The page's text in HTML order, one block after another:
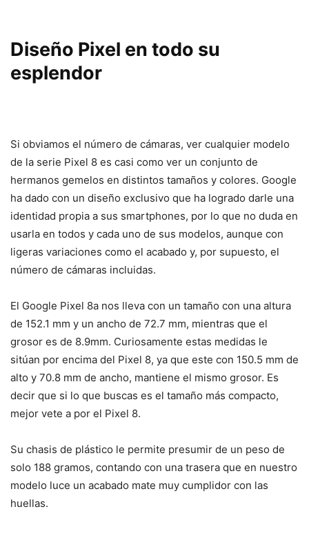
Diseño Pixel en todo su
esplendor
Si obviamos el número de cámaras, ver cualquier modelo
de la serie Pixel 8 es casi como ver un conjunto de
hermanos gemelos en distintos tamaños y colores. Google
ha dado con un diseño exclusivo que ha logrado darle una
identidad propia a sus smartphones, por lo que no duda en
usarla en todos y cada uno de sus modelos, aunque con
ligeras variaciones como el acabado y, por supuesto, el
número de cámaras incluidas.
El Google Pixel 8a nos lleva con un tamaño con una altura
de 152.1 mm y un ancho de 72.7 mm, mientras que el
grosor es de 8.9mm. Curiosamente estas medidas le
sitúan por encima del Pixel 8, ya que este con 150.5 mm de
alto y 70.8 mm de ancho, mantiene el mismo grosor. Es
decir que si lo que buscas es el tamaño más compacto,
mejor vete a por el Pixel 8.
Su chasis de plástico le permite presumir de un peso de
solo 188 gramos, contando con una trasera que en nuestro
modelo luce un acabado mate muy cumplidor con las
huellas.